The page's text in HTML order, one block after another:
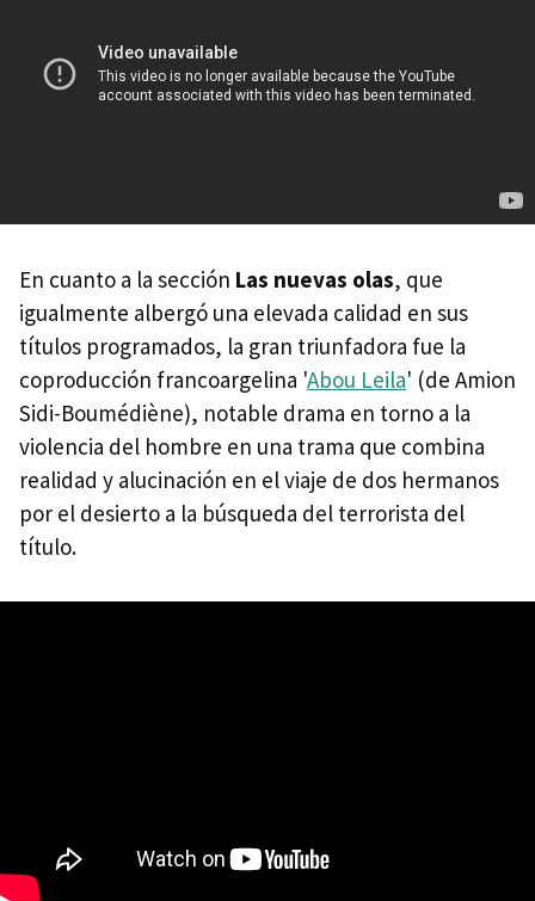
En cuanto a la sección Las nuevas olas, que
igualmente albergó una elevada calidad en sus
títulos programados, la gran triunfadora fue la
coproducción francoargelina 'Abou Leila' (de Amion
Sidi-Boumédiène), notable drama en torno a la
violencia del hombre en una trama que combina
realidad y alucinación en el viaje de dos hermanos
por el desierto a la búsqueda del terrorista del
título.